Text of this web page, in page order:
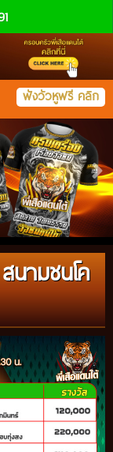
ฟังวัวหูฟรี คลิก
นามชนโค